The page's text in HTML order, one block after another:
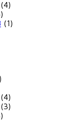
(4)
(1)
(4)
(3)